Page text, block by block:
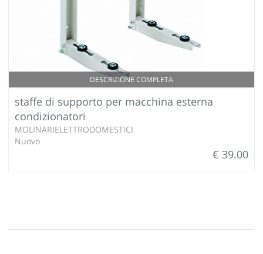
DESCRIZIONE COMPLETA
staffe di supporto per macchina esterna
condizionatori
MOLINARIELETTRODOMESTICI
Nuovo
€ 39.00